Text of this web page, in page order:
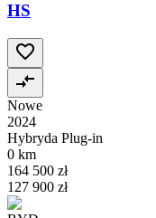
HS
Nowe
2024
Hybryda Plug-in
0 km
164 500 zł
127 900 zł